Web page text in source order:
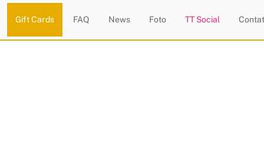
Gift Cards FAQ News Foto TT Social